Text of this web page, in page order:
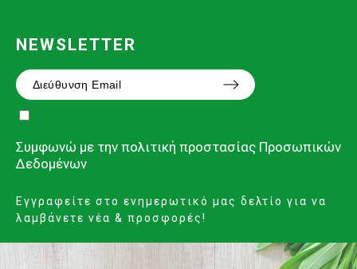
NEWSLETTER
Συμφωνώ με την πολιτική προστασίας Προσωπικών
Δεδομένων
Εγγραφείτε στο ενημερωτικό μας δελτίο για να
λαμβάνετε νέα & προσφορές!